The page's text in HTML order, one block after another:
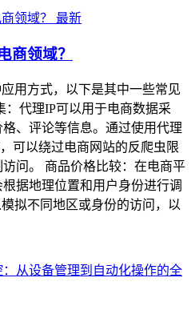
最新
商领域？
用方式，以下是其中一些常见
：代理IP可以用于电商数据采
、评论等信息。通过使用代理
可以绕过电商网站的反爬虫限
问。 商品价格比较：在电商平
据地理位置和用户身份进行调
拟不同地区或身份的访问，以